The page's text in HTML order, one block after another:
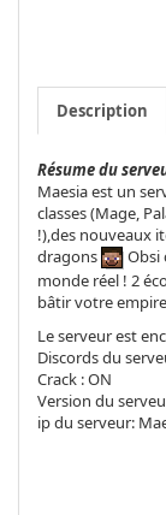
Description
Résume du
Maesia est un
classes (Mage,
!),des nouveaux
dragons
Obsi
monde réel ! 2
bâtir votre
Le serveur est
Discords du
Crack : ON
Version du
ip du serveur: